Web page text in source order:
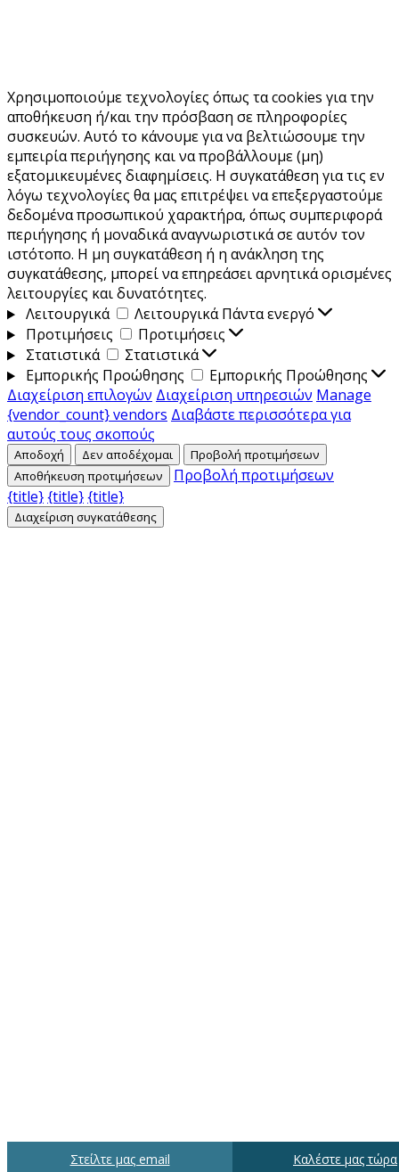
Στείλτε μας email Καλέστε μας τώρα
Χρησιμοποιούμε τεχνολογίες όπως τα cookies για την
αποθήκευση ή/και την πρόσβαση σε πληροφορίες
συσκευών. Αυτό το κάνουμε για να βελτιώσουμε την
εμπειρία περιήγησης και να προβάλλουμε (μη)
εξατομικευμένες διαφημίσεις. Η συγκατάθεση για τις εν
λόγω τεχνολογίες θα μας επιτρέψει να επεξεργαστούμε
δεδομένα προσωπικού χαρακτήρα, όπως συμπεριφορά
περιήγησης ή μοναδικά αναγνωριστικά σε αυτόν τον
ιστότοπο. Η μη συγκατάθεση ή η ανάκληση της
συγκατάθεσης, μπορεί να επηρεάσει αρνητικά ορισμένες
λειτουργίες και δυνατότητες.
Λειτουργικά
Λειτουργικά Πάντα ενεργό
Προτιμήσεις
Προτιμήσεις
Στατιστικά
Στατιστικά
Εμπορικής Προώθησης
Εμπορικής Προώθησης
Διαχείριση επιλογών Διαχείριση υπηρεσιών Manage
{vendor_count} vendors Διαβάστε περισσότερα για
αυτούς τους σκοπούς
Αποδοχή Δεν αποδέχομαι
Προβολή προτιμήσεων
Αποθήκευση προτιμήσεων
Προβολή προτιμήσεων
{title}{title}{title}
Διαχείριση συγκατάθεσης